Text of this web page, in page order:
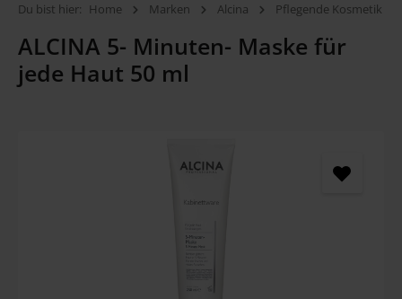
Du bist hier: Home Marken Alcina Pflegende Kosmetik
ALCINA 5- Minuten- Maske für
jede Haut 50 ml